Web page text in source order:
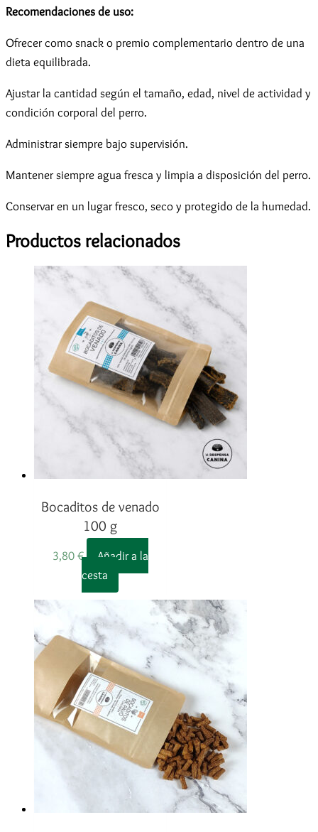
Recomendaciones de uso:
Ofrecer como snack o premio complementario dentro de una
dieta equilibrada.
Ajustar la cantidad según el tamaño, edad, nivel de actividad y
condición corporal del perro.
Administrar siempre bajo supervisión.
Mantener siempre agua fresca y limpia a disposición del perro.
Conservar en un lugar fresco, seco y protegido de la humedad.
Productos relacionados
Bocaditos de venado
100 g
3,80 €
Añadir a la
cesta